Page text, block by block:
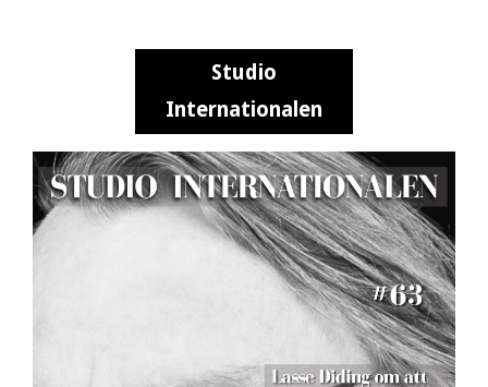
Studio
Internationalen